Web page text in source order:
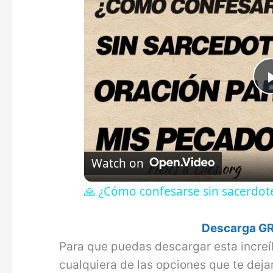
Watch on
🙏 ¿Cómo confesarse sin
Descarga
Para que puedas descargar esta
cualquiera de las opciones que te